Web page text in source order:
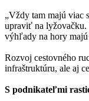
„Vždy tam majú viac
upraviť na lyžovačku.
výhľady na hory majú
Rozvoj cestovného
infraštruktúru, ale aj
S podnikateľmi